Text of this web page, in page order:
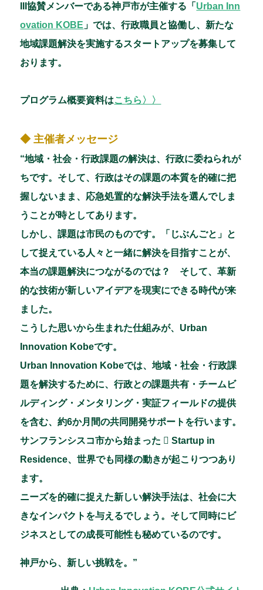
a
c
e
o
n
e
n
k
e
m
ai
l
III協賛メンバーである神戸市が主催する「 Urban Inn
ovation KOBE 」では、行政職員と協働し、新たな
地域課題解決を実施するスタートアップを募集して
おります。
プログラム概要資料はこちら〉〉
◆ 主催者メッセージ
“地域・社会・行政課題の解決は、行政に委ねられが
ちです。そして、行政はその課題の本質を的確に把
握しないまま、応急処置的な解決手法を選んでしま
うことが時としてあります。
しかし、課題は市民のものです。「じぶんごと」と
して捉えている人々と一緒に解決を目指すことが、
本当の課題解決につながるのでは？ そして、革新
的な技術が新しいアイデアを現実にできる時代が来
ました。
こうした思いから生まれた仕組みが、Urban
Innovation Kobeです。
Urban Innovation Kobeでは、地域・社会・行政課
題を解決するために、行政との課題共有・チームビ
ルディング・メンタリング・実証フィールドの提供
を含む、約6か月間の共同開発サポートを行います。
サンフランシスコ市から始まった  Startup in
Residence、世界でも同様の動きが起こりつつあり
ます。
ニーズを的確に捉えた新しい解決手法は、社会に大
きなインパクトを与えるでしょう。そして同時にビ
ジネスとしての成長可能性も秘めているのです。
神戸から、新しい挑戦を。”